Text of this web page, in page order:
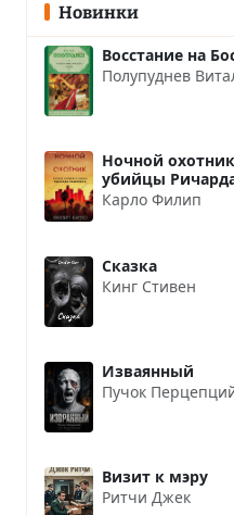
Новинки
Восстание на
Полупуднев
Ночной
убийцы
Карло Филип
Сказка
Кинг Стивен
Изваянный
Пучок
Визит к мэру
Ритчи Джек